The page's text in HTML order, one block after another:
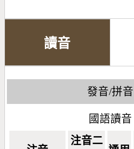
讀音
發音/拼音
國語讀音
注音二